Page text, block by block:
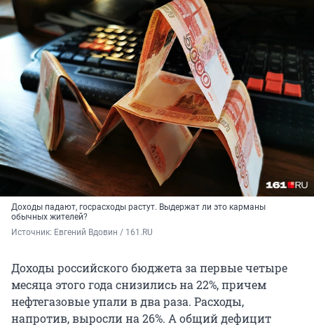
Доходы падают, госрасходы растут. Выдержат ли это карманы
обычных жителей?
Источник: Евгений Вдовин / 161.RU
Доходы российского бюджета за первые четыре
месяца этого года снизились на 22%, причем
нефтегазовые упали в два раза. Расходы,
напротив, выросли на 26%. А общий дефицит